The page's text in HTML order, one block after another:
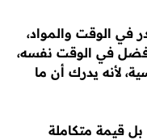
في الوقت والمواد،
في الوقت نفسه،
لأنه يدرك أن ما
قيمة متكاملة